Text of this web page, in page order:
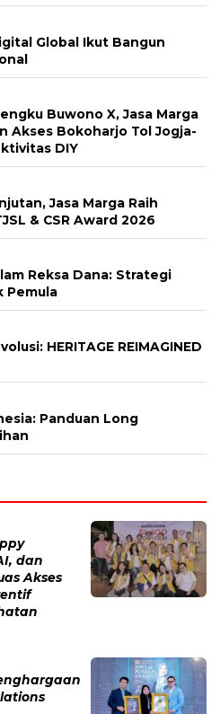
Global Ikut Bangun
Buwono X, Jasa Marga
Akses Bokoharjo Tol Jogja-
DIY
Jasa Marga Raih
& CSR Award 2026
Reksa Dana: Strategi
Pemula
HERITAGE REIMAGINED
Panduan Long
dan
Akses